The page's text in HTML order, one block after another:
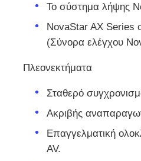
Το σύστημα λήψης
NovaStar AX Series
(Σύνορα ελέγχου
Πλεονεκτήματα
Σταθερό
Ακριβής
Επαγγελματική
AV.